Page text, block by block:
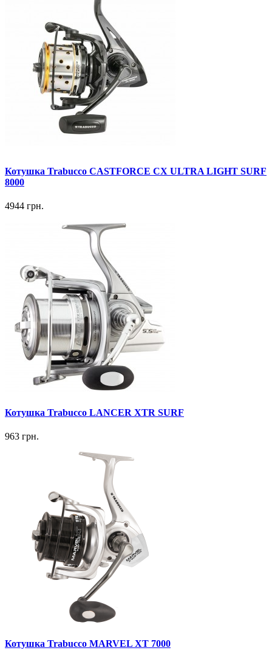
Котушка Trabucco CASTFORCE CX ULTRA LIGHT SURF
8000
4944 грн.
Котушка Trabucco LANCER XTR SURF
963 грн.
Котушка Trabucco MARVEL XT 7000